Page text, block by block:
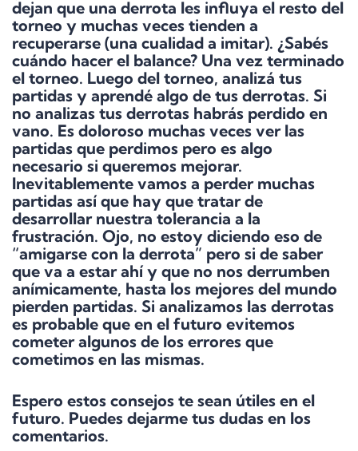
dejan que una derrota les influya el resto del
torneo y muchas veces tienden a
recuperarse (una cualidad a imitar). ¿Sabés
cuándo hacer el balance? Una vez terminado
el torneo. Luego del torneo, analizá tus
partidas y aprendé algo de tus derrotas. Si
no analizas tus derrotas habrás perdido en
vano. Es doloroso muchas veces ver las
partidas que perdimos pero es algo
necesario si queremos mejorar.
Inevitablemente vamos a perder muchas
partidas así que hay que tratar de
desarrollar nuestra tolerancia a la
frustración. Ojo, no estoy diciendo eso de
“amigarse con la derrota” pero si de saber
que va a estar ahí y que no nos derrumben
anímicamente, hasta los mejores del mundo
pierden partidas. Si analizamos las derrotas
es probable que en el futuro evitemos
cometer algunos de los errores que
cometimos en las mismas.
Espero estos consejos te sean útiles en el
futuro. Puedes dejarme tus dudas en los
comentarios.